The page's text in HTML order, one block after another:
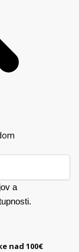
a
nad 100€